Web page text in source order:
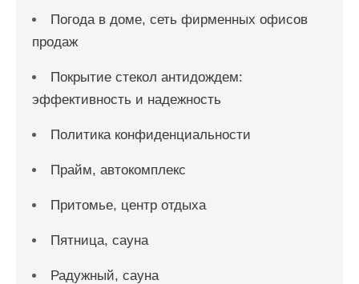
Погода в доме, сеть фирменных офисов
продаж
Покрытие стекол антидождем:
эффективность и надежность
Политика конфиденциальности
Прайм, автокомплекс
Притомье, центр отдыха
Пятница, сауна
Радужный, сауна